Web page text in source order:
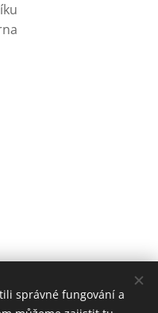
správné fungování a